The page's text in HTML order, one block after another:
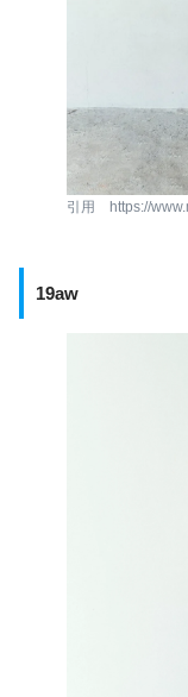
引用 https://
19aw